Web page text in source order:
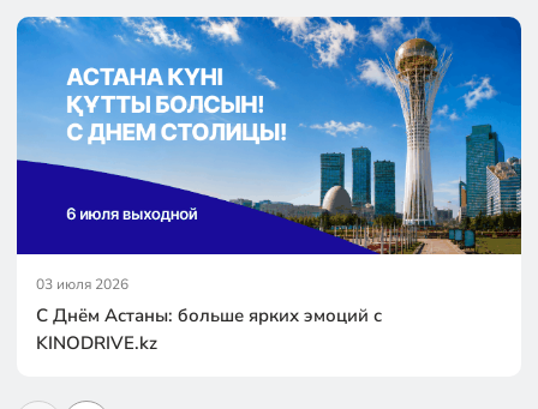
03 июля 2026
С Днём Астаны: больше ярких эмоций с
KINODRIVE.kz